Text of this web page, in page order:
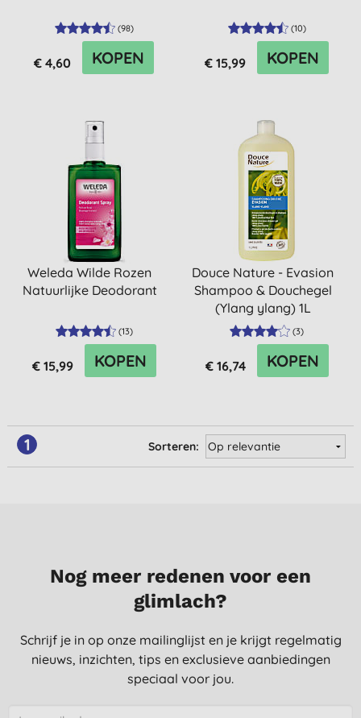
(98)
€ 4,60 KOPEN
(10)
€ 15,99 KOPEN
Weleda Wilde Rozen
Natuurlijke Deodorant
(13)
€ 15,99 KOPEN
Douce Nature - Evasion
Shampoo & Douchegel
(Ylang ylang) 1L
(3)
€ 16,74 KOPEN
1 Sorteren:
Nog meer redenen voor een
glimlach?
Schrijf je in op onze mailinglijst en je krijgt regelmatig
nieuws, inzichten, tips en exclusieve aanbiedingen
speciaal voor jou.